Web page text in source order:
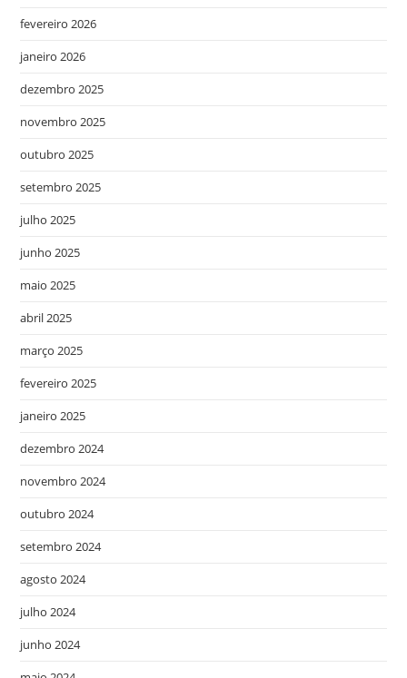
fevereiro 2026
janeiro 2026
dezembro 2025
novembro 2025
outubro 2025
setembro 2025
julho 2025
junho 2025
maio 2025
abril 2025
março 2025
fevereiro 2025
janeiro 2025
dezembro 2024
novembro 2024
outubro 2024
setembro 2024
agosto 2024
julho 2024
junho 2024